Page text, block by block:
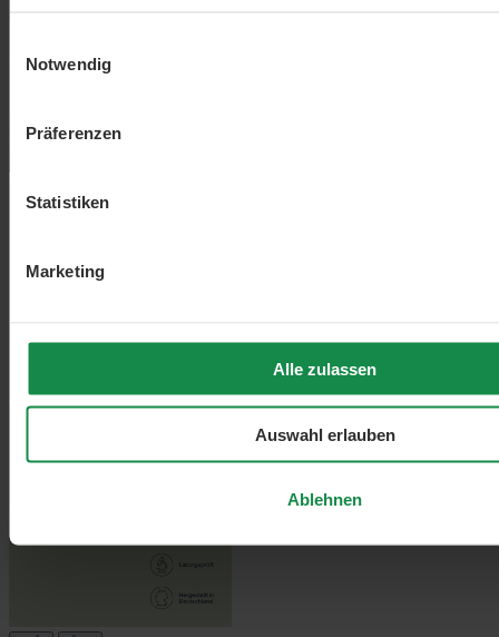
Notwendig
Präferenzen
Statistiken
Marketing
Alle zulassen
Auswahl erlauben
Ablehnen